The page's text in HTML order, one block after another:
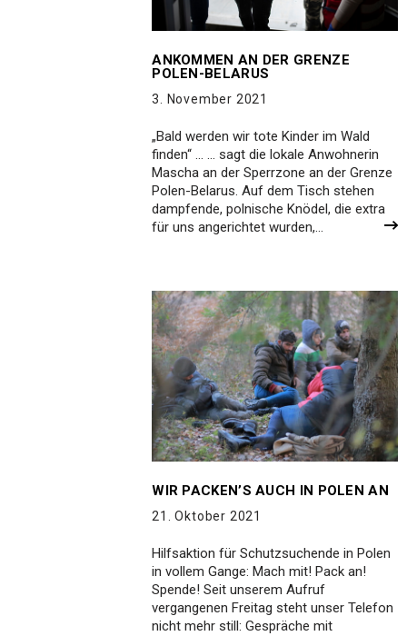
ANKOMMEN AN DER GRENZE
POLEN-BELARUS
3. November 2021
„Bald werden wir tote Kinder im Wald
finden“ … … sagt die lokale Anwohnerin
Mascha an der Sperrzone an der Grenze
Polen-Belarus. Auf dem Tisch stehen
dampfende, polnische Knödel, die extra
für uns angerichtet wurden,…
WIR PACKEN’S AUCH IN POLEN AN
21. Oktober 2021
Hilfsaktion für Schutzsuchende in Polen
in vollem Gange: Mach mit! Pack an!
Spende! Seit unserem Aufruf
vergangenen Freitag steht unser Telefon
nicht mehr still: Gespräche mit